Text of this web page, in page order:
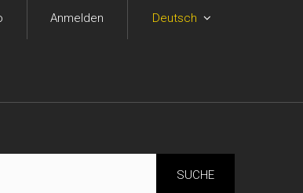
Deutsch
Anmelden
SUCHE